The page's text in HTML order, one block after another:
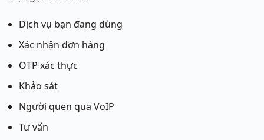
Dịch vụ bạn đang dùng
Xác nhận đơn hàng
OTP xác thực
Khảo sát
Người quen qua VoIP
Tư vấn